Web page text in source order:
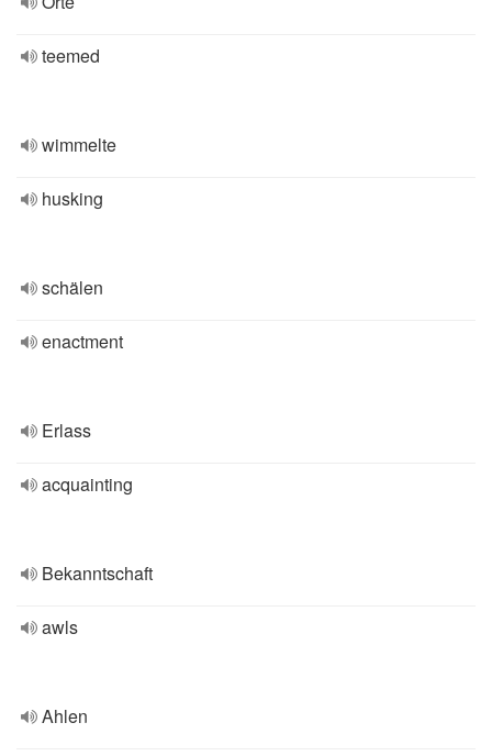
teemed
wimmelte
husking
schälen
enactment
Erlass
acquainting
Bekanntschaft
awls
Ahlen